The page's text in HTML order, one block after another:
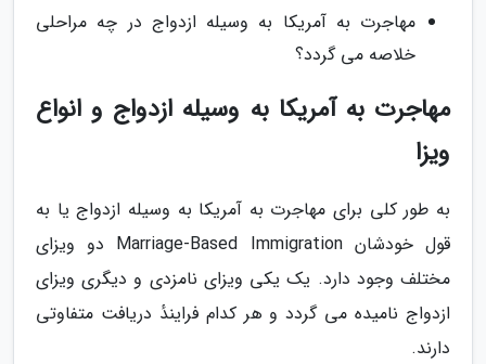
مهاجرت به آمریکا به وسیله ازدواج در چه مراحلی
خلاصه می گردد؟
مهاجرت به آمریکا به وسیله ازدواج و انواع
ویزا
به طور کلی برای مهاجرت به آمریکا به وسیله ازدواج یا به
قول خودشان Marriage-Based Immigration دو ویزای
مختلف وجود دارد. یک یکی ویزای نامزدی و دیگری ویزای
ازدواج نامیده می گردد و هر کدام فرایندٔ دریافت متفاوتی
دارند.